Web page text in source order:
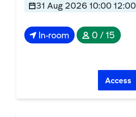
31 Aug 2026 10:00 12:00
In-room 0 / 15
Access